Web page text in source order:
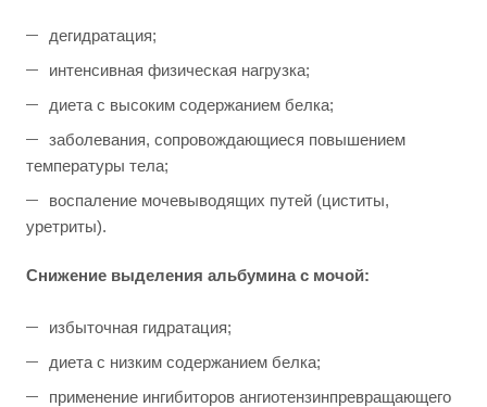
дегидратация;
интенсивная физическая нагрузка;
диета с высоким содержанием белка;
заболевания, сопровождающиеся повышением
температуры тела;
воспаление мочевыводящих путей (циститы,
уретриты).
Снижение выделения альбумина с мочой:
избыточная гидратация;
диета с низким содержанием белка;
применение ингибиторов ангиотензинпревращающего